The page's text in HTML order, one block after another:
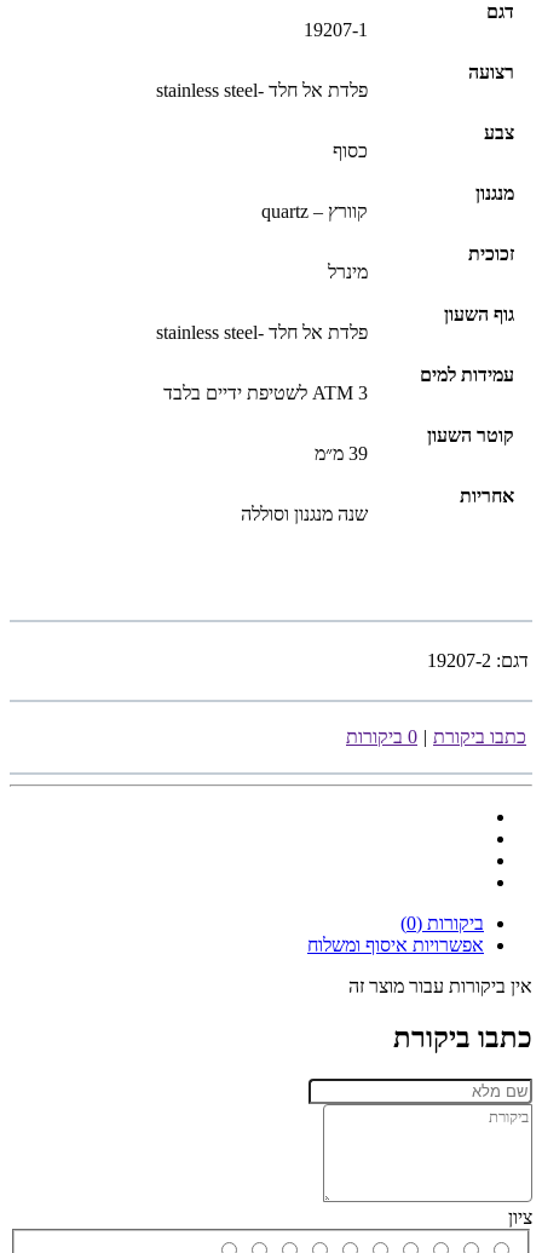
דגם
19207-1
רצועה
פלדת אל חלד -stainless steel
צבע
כסוף
מנגנון
קוורץ – quartz
זכוכית
מינרל
גוף השעון
פלדת אל חלד -stainless steel
עמידות למים
3 ATM לשטיפת ידיים בלבד
קוטר השעון
39 מ״מ
אחריות
שנה מנגנון וסוללה
דגם: 19207-2
כתבו ביקורת | 0 ביקורות
ביקורות (0)
אפשרויות איסוף ומשלוח
אין ביקורות עבור מוצר זה
כתבו ביקורת
ציון